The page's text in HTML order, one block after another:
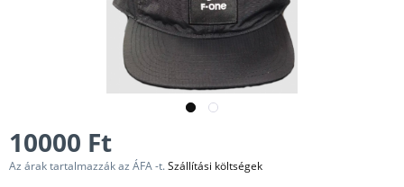
10000 Ft
Az árak tartalmazzák az ÁFA -t.Szállítási költségek